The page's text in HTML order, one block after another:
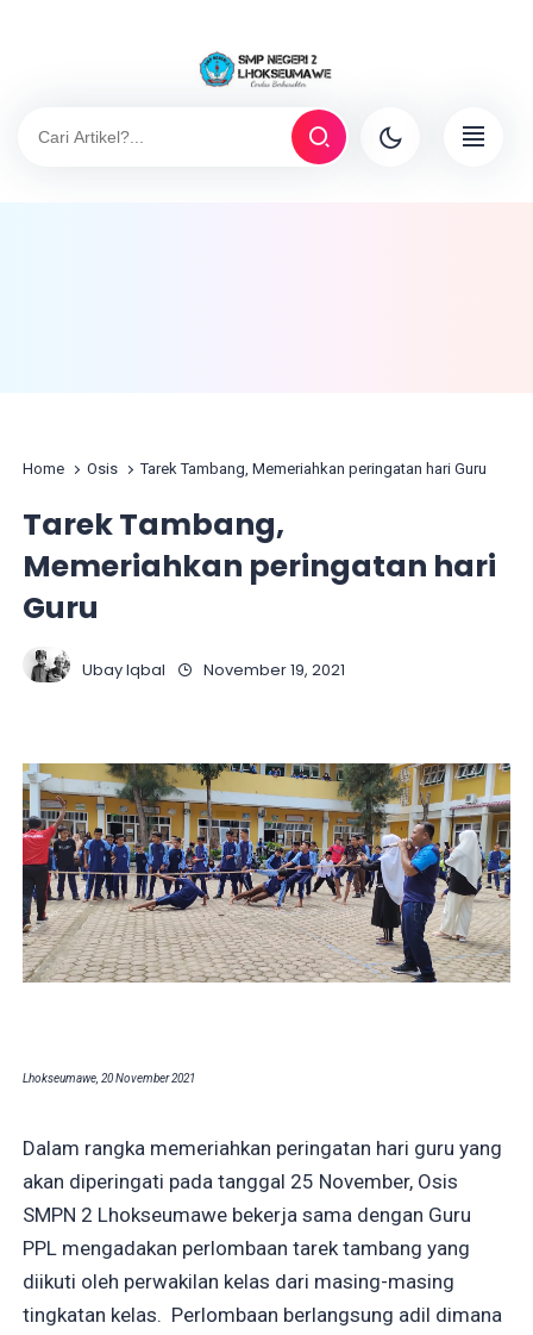
Home Osis Tarek Tambang, Memeriahkan peringatan hari Guru
Tarek Tambang,
Memeriahkan peringatan hari
Guru
Ubay Iqbal November 19, 2021
Lhokseumawe, 20 November 2021
Dalam rangka memeriahkan peringatan hari guru yang
akan diperingati pada tanggal 25 November, Osis
SMPN 2 Lhokseumawe bekerja sama dengan Guru
PPL mengadakan perlombaan tarek tambang yang
diikuti oleh perwakilan kelas dari masing-masing
tingkatan kelas. Perlombaan berlangsung adil dimana